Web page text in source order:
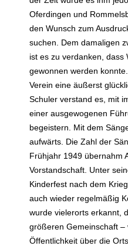
Oferdingen und
den Wunsch zum
suchen. Dem damaligen
ist es zu verdanken, dass
gewonnen werden
Verein eine äußerst
Schuler verstand es, mit
einer ausgewogenen
begeistern. Mit dem
aufwärts. Die Zahl der
Frühjahr 1949 übernahm
Vorstandschaft. Unter
Kinderfest nach dem
auch wieder regelmäßig
wurde vielerorts erkannt,
größeren Gemeinschaft –
Öffentlichkeit über die